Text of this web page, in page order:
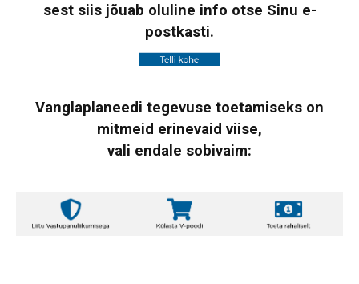
sest siis jõuab oluline info otse Sinu e-
postkasti.
Vanglaplaneedi tegevuse toetamiseks on
mitmeid erinevaid viise,
vali endale sobivaim: